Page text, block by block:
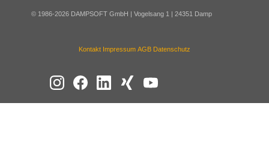
© 1986-2026 DAMPSOFT GmbH | Vogelsang 1 | 24351 Damp
Kontakt Impressum AGB Datenschutz